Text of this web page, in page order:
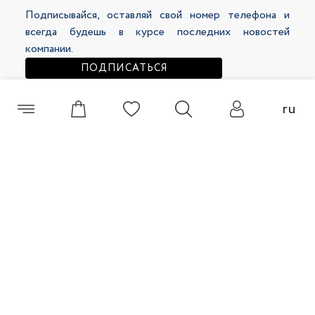
399 000 сум 318 500 сум 339 000 сум 236 500 сум
ru
Подписывайся, оставляй свой номер телефона и
всегда будешь в курсе последних новостей
компании.
ПОДПИСАТЬСЯ
+998 (55) 508 00 60